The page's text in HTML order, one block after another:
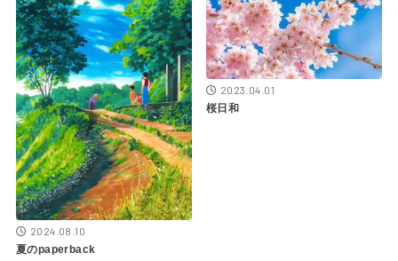
2024.08.10
夏のpaperback
2023.04.01
桜日和